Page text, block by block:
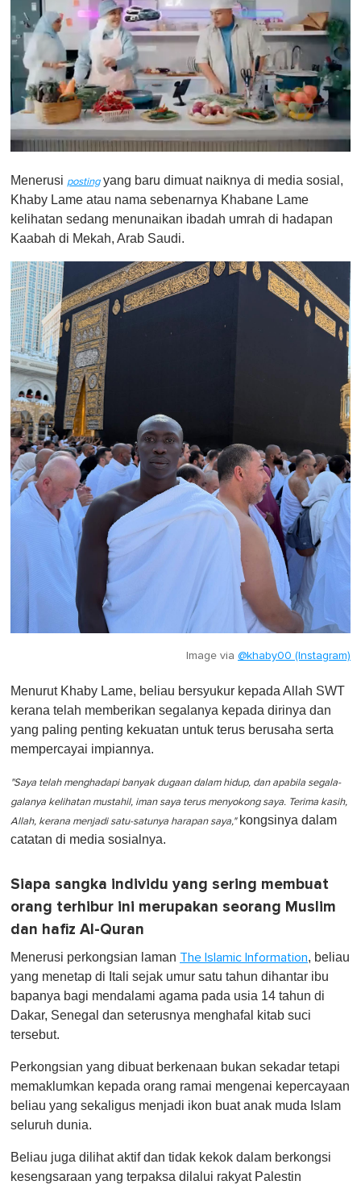
f
1
i
n
t
e
,
0
Menerusi postingyang baru dimuat naiknya di media sosial,
Khaby Lame atau nama sebenarnya Khabane Lame
kelihatan sedang menunaikan ibadah umrah di hadapan
Kaabah di Mekah, Arab Saudi.
Image via @khaby00 (Instagram)
Menurut Khaby Lame, beliau bersyukur kepada Allah SWT
kerana telah memberikan segalanya kepada dirinya dan
yang paling penting kekuatan untuk terus berusaha serta
mempercayai impiannya.
"Saya telah menghadapi banyak dugaan dalam hidup, dan apabila segala-
galanya kelihatan mustahil, iman saya terus menyokong saya. Terima kasih,
Allah, kerana menjadi satu-satunya harapan saya,"kongsinya dalam
catatan di media sosialnya.
Siapa sangka individu yang sering membuat
orang terhibur ini merupakan seorang Muslim
dan hafiz Al-Quran
Menerusi perkongsian laman The Islamic Information, beliau
yang menetap di Itali sejak umur satu tahun dihantar ibu
bapanya bagi mendalami agama pada usia 14 tahun di
Dakar, Senegal dan seterusnya menghafal kitab suci
tersebut.
Perkongsian yang dibuat berkenaan bukan sekadar tetapi
memaklumkan kepada orang ramai mengenai kepercayaan
beliau yang sekaligus menjadi ikon buat anak muda Islam
seluruh dunia.
Beliau juga dilihat aktif dan tidak kekok dalam berkongsi
kesengsaraan yang terpaksa dilalui rakyat Palestin